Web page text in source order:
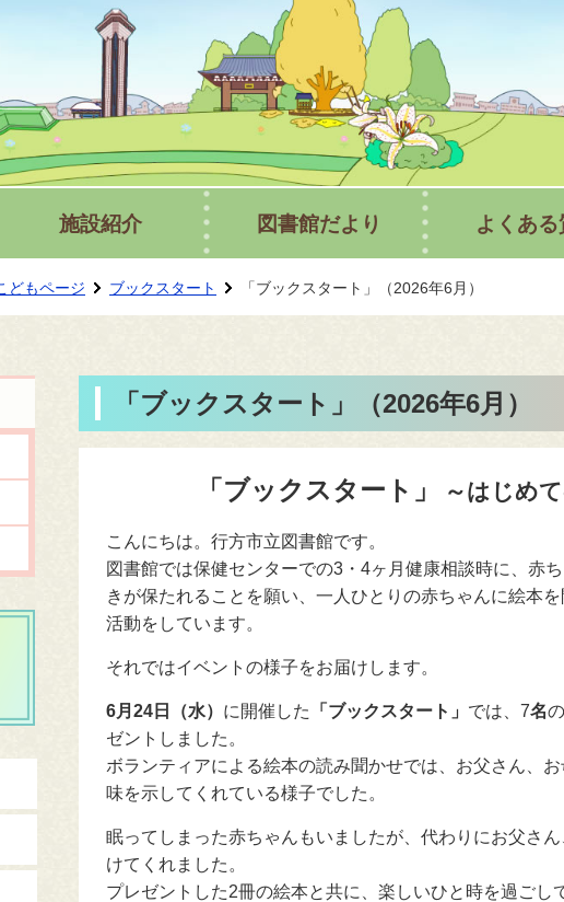
施設紹介 図書館だより よくある
どもページ ブックスタート 「ブックスタート」（2026年6月）
「ブックスタート」（2026年6月）
「ブックスタート」 ～はじめ
こんにちは。行方市立図書館です。
図書館では保健センターでの3・4ヶ月健康相談時に、赤
きが保たれることを願い、一人ひとりの赤ちゃんに絵本
活動をしています。
それではイベントの様子をお届けします。
6月24日（水） に開催した 「ブックスタート」 では、7名
ゼントしました。
ボランティアによる絵本の読み聞かせでは、お父さん、
味を示してくれている様子でした。
眠ってしまった赤ちゃんもいましたが、代わりにお父さ
けてくれました。
プレゼントした2冊の絵本と共に、楽しいひと時を過ごし